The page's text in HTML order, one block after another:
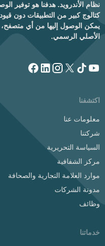
نظام الأندرويد. هدفنا هو توفير
كتالوج كبير من التطبيقات دون
يمكن الوصول إليها من أي
الأصلي الرسمي.
اكتشفنا
معلومات عنا
شركتنا
السياسة التحريرية
مركز الشفافية
موارد العلامة التجارية والصحافة
مدونة الشركات
وظائف
خدماتنا